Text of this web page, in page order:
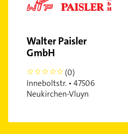
Wersten
Walter Paisler
GmbH
0
(0)
Inneboltstr. • 47506
Neukirchen-Vluyn